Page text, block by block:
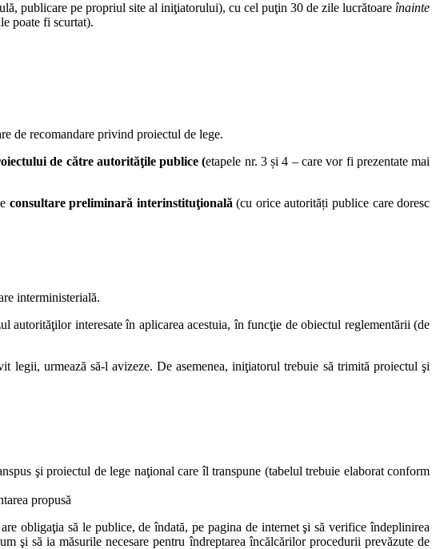
publicare pe propriul site al iniţiatorului), cu cel puţin 30 de zile lucrătoare înainte
poate fi scurtat).
de recomandare privind proiectul de lege.
de către autorităţile publice (etapele nr. 3 și 4 – care vor fi prezentate mai
consultare preliminară interinstituţională (cu orice autorități publice care doresc
interministerială.
autorităţilor interesate în aplicarea acestuia, în funcţie de obiectul reglementării (de
legii, urmează să-l avizeze. De asemenea, iniţiatorul trebuie să trimită proiectul şi
şi proiectul de lege naţional care îl transpune (tabelul trebuie elaborat conform
propusă
obligaţia să le publice, de îndată, pe pagina de internet şi să verifice îndeplinirea
şi să ia măsurile necesare pentru îndreptarea încălcărilor procedurii prevăzute de